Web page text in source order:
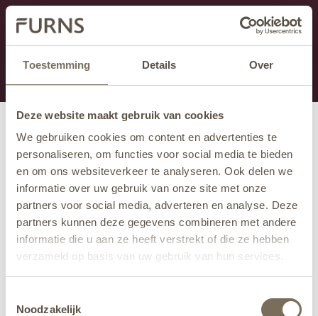
Toestemming Details Over
Deze website maakt gebruik van cookies
We gebruiken cookies om content en advertenties te
personaliseren, om functies voor social media te bieden
en om ons websiteverkeer te analyseren. Ook delen we
informatie over uw gebruik van onze site met onze
partners voor social media, adverteren en analyse. Deze
partners kunnen deze gegevens combineren met andere
informatie die u aan ze heeft verstrekt of die ze hebben
verzameld op basis van uw gebruik van hun services.
jehier.
Noodzakelijk
Ten dział jest obecnie w konserwacji. Jeśli brakuje Ci
informacji.
możesz zadzwonić pod numer +31 413 351 272 lub